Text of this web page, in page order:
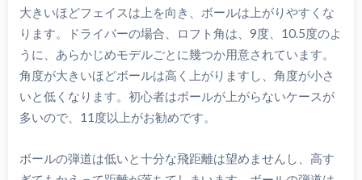
大きいほどフェイスは上を向き、ボールは上がりやすくな
ります。ドライバーの場合、ロフト角は、9度、10.5度のよ
うに、あらかじめモデルごとに幾つか用意されています。
角度が大きいほどボールは高く上がりますし、角度が小さ
いと低くなります。初心者はボールが上がらないケースが
多いので、11度以上がお勧めです。
ボールの弾道は低いと十分な飛距離は望めませんし、高す